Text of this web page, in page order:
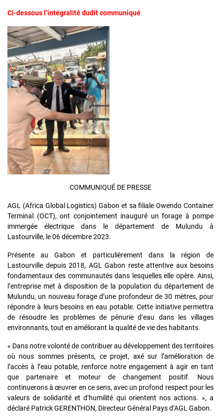
Ci-dessous l’intégralité dudit communiqué
COMMUNIQUÉ DE PRESSE
AGL (Africa Global Logistics) Gabon et sa filiale Owendo Container
Terminal (OCT), ont conjointement inauguré un forage à pompe
immergée électrique dans le département de Mulundu à
Lastourville, le 06 décembre 2023.
Présente au Gabon et particulièrement dans la région de
Lastourville depuis 2018, AGL Gabon reste attentive aux besoins
fondamentaux des communautés dans lesquelles elle opère. Ainsi,
l’entreprise met à disposition de la population du département de
Mulundu, un nouveau forage d’une profondeur de 30 mètres, pour
répondre à leurs besoins en eau potable. Cette initiative permettra
de résoudre les problèmes de pénurie d’eau dans les villages
environnants, tout en améliorant la qualité de vie des habitants.
« Dans notre volonté de contribuer au développement des territoires
où nous sommes présents, ce projet, axé sur l’amélioration de
l’accès à l’eau potable, renforce notre engagement à agir en tant
que partenaire et moteur de changement positif. Nous
continuerons à œuvrer en ce sens, avec un profond respect pour les
valeurs de solidarité et d’humilité qui orientent nos actions. », a
déclaré Patrick GERENTHON, Directeur Général Pays d’AGL Gabon.